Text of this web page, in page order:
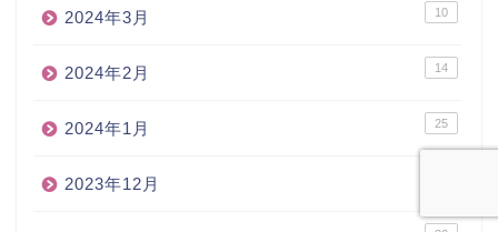
2024年3月 10
2024年2月 14
2024年1月 25
2023年12月